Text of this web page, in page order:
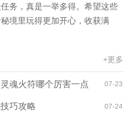
务，真是一举多得。希望这些
境里玩得更加开心，收获满
+更多
魂火符哪个厉害一点 07-23
巧攻略 07-24